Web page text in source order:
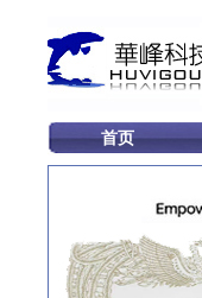
首页